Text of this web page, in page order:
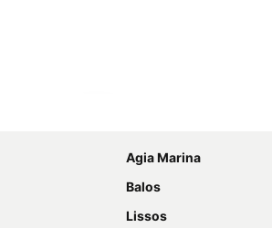
Agia Marina
Balos
Lissos